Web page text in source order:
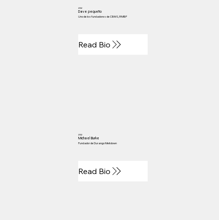
2012
Dave pequeño
Uno de los fundadores de CBMS, RMBF
Read Bio
2012
Michael Burke
Fundador de Durango Meltdown
Read Bio